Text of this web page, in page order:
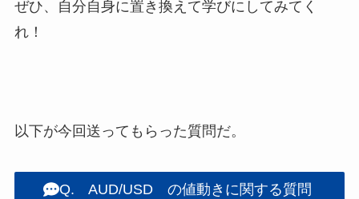
ぜひ、自分自身に置き換えて学びにしてみてく
れ！
以下が今回送ってもらった質問だ。
Q. AUD/USD の値動きに関する質問